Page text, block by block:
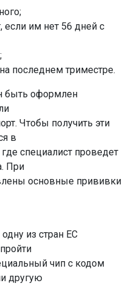
если им нет 56 дней с
последнем триместре.
быть оформлен
Чтобы получить эти
в
специалист проведет
При
основные прививки
из стран ЕС
чип с кодом
другую